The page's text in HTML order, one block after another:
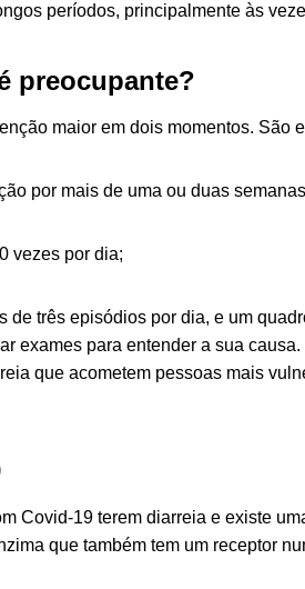
períodos, principalmente às
preocupante?
maior em dois momentos. São
por mais de uma ou duas
vezes por dia;
de três episódios por dia, e um
exames para entender a sua
que acometem pessoas mais
Covid-19 terem diarreia e existe
que também tem um receptor